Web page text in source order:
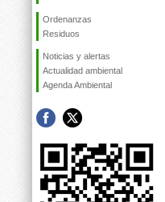
Ordenanzas
Residuos
Noticias y alertas
Actualidad ambiental
Agenda Ambiental